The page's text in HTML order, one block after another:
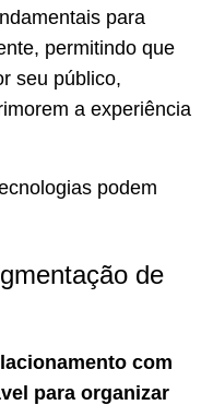
para
permitindo que
seu público,
a experiência
podem
de
com
para organizar